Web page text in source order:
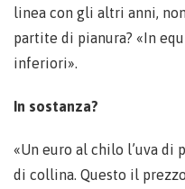
linea con gli altri anni,
partite di pianura? «In
inferiori».
In sostanza?
«Un euro al chilo l’uva di
di collina. Questo il